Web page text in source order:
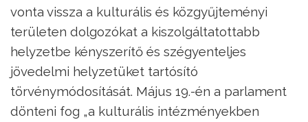
vonta vissza a kulturális és közgyűjteményi
területen dolgozókat a kiszolgáltatottabb
helyzetbe kényszerítő és szégyenteljes
jövedelmi helyzetüket tartósító
törvénymódosítását. Május 19.-én a parlament
dönteni fog „a kulturális intézményekben